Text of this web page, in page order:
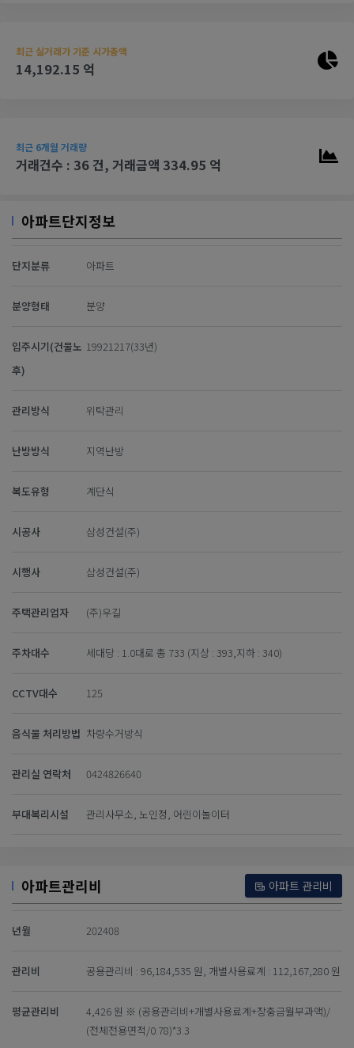
최근 실거래가 기준 시가총액
14,192.15 억
최근 6개월 거래량
거래건수 : 36 건, 거래금액 334.95 억
아파트단지정보
단지분류 아파트
분양형태 분양
입주시기(건물노
후)
19921217(33년)
관리방식 위탁관리
난방방식 지역난방
복도유형 계단식
시공사 삼성건설(주)
시행사 삼성건설(주)
주택관리업자 (주)우길
주차대수 세대당 : 1.0대로 총 733 (지상 : 393,지하 : 340)
CCTV대수 125
음식물 처리방법 차량수거방식
관리실 연락처 0424826640
부대복리시설 관리사무소, 노인정, 어린이놀이터
아파트관리비 아파트 관리비
년월 202408
관리비 공용관리비 : 96,184,535 원, 개별사용료계 : 112,167,280 원
평균관리비
4,426 원 ※ (공용관리비+개별사용료계+장충금월부과액)/
(전체전용면적/0.78)*3.3